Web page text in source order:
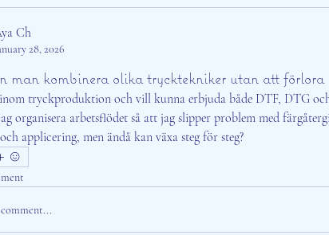
Ch
28, 2026
man kombinera olika trycktekniker utan att förlora
tryckproduktion och vill kunna erbjuda både DTF, DTG
organisera arbetsflödet så att jag slipper problem med
applicering, men ändå kan växa steg för steg?